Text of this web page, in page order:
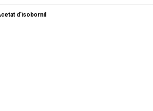
d’isobornil